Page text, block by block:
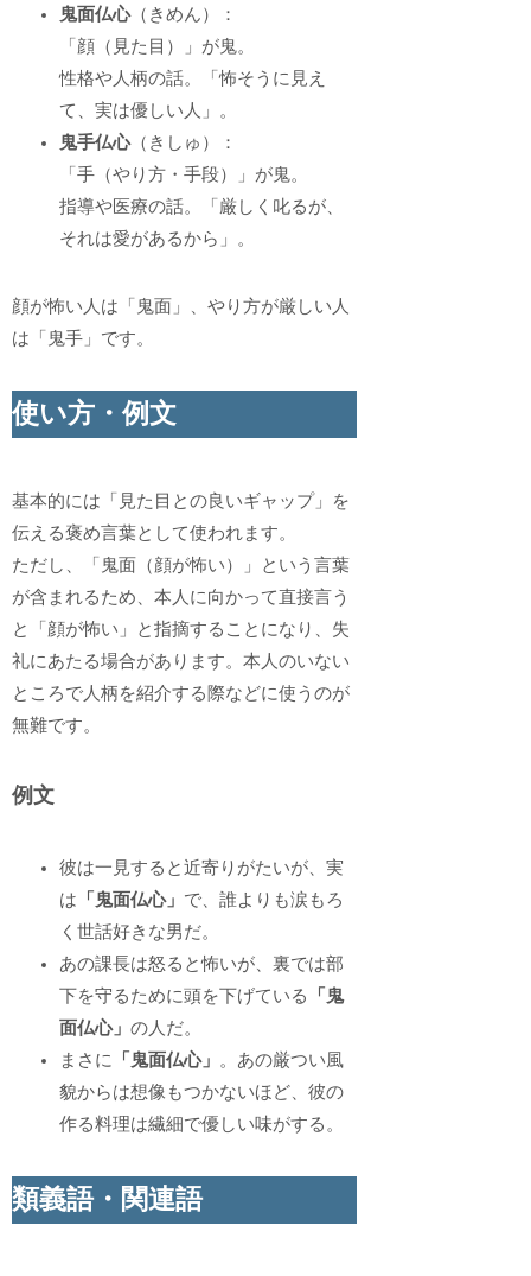
鬼面仏心（きめん）：
「顔（見た目）」が鬼。
性格や人柄の話。「怖そうに見え
て、実は優しい人」。
鬼手仏心（きしゅ）：
「手（やり方・手段）」が鬼。
指導や医療の話。「厳しく叱るが、
それは愛があるから」。
顔が怖い人は「鬼面」、やり方が厳しい人
は「鬼手」です。
使い方・例文
基本的には「見た目との良いギャップ」を
伝える褒め言葉として使われます。
ただし、「鬼面（顔が怖い）」という言葉
が含まれるため、本人に向かって直接言う
と「顔が怖い」と指摘することになり、失
礼にあたる場合があります。本人のいない
ところで人柄を紹介する際などに使うのが
無難です。
例文
彼は一見すると近寄りがたいが、実
は 「鬼面仏心」 で、誰よりも涙もろ
く世話好きな男だ。
あの課長は怒ると怖いが、裏では部
下を守るために頭を下げている
「鬼
面仏心」の人だ。
まさに
「鬼面仏心」
。あの厳つい風
貌からは想像もつかないほど、彼の
作る料理は繊細で優しい味がする。
類義語・関連語